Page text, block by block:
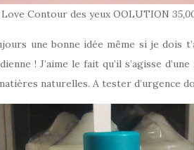
Love Contour des yeux OOLUTION
une bonne idée même si je dois
! J’aime le fait qu’il s’agisse
naturelles. A tester d’urgence